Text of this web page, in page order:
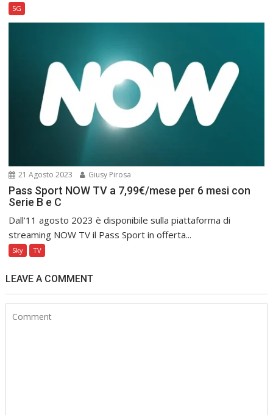
5G
21 Agosto 2023 Giusy Pirosa
Pass Sport NOW TV a 7,99€/mese per 6 mesi con
Serie B e C
Dall’11 agosto 2023 è disponibile sulla piattaforma di
streaming NOW TV il Pass Sport in offerta...
Sky TV
LEAVE A COMMENT